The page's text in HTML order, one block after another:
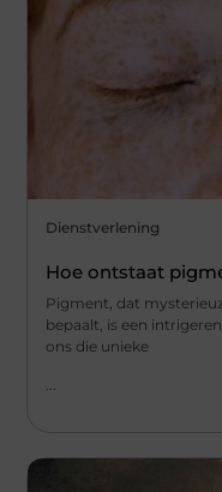
Dienstverlening
Hoe ontstaat
Pigment, dat
bepaalt, is een
ons die unieke